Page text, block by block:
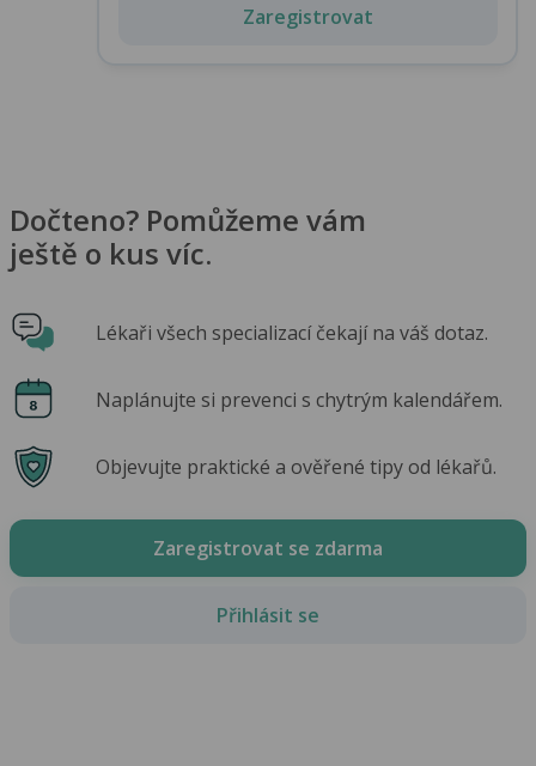
Zaregistrovat
Dočteno? Pomůžeme vám
ještě o kus víc.
Lékaři všech specializací čekají na váš dotaz.
Naplánujte si prevenci s chytrým kalendářem.
Objevujte praktické a ověřené tipy od lékařů.
Zaregistrovat se zdarma
Přihlásit se